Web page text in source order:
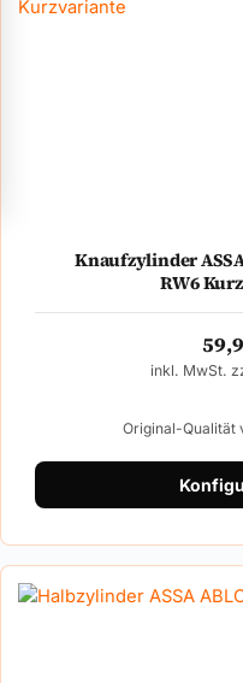
Knaufzylinder
RW6
inkl. MwSt.
Original-Qualität